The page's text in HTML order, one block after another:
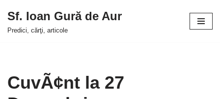
Sari
Sf. Ioan Gură de Aur
Predici, cărţi, articole
CuvÃ¢nt la 27